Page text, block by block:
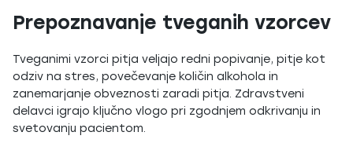
Prepoznavanje tveganih vzorcev
Tveganimi vzorci pitja veljajo redni popivanje, pitje kot
odziv na stres, povečevanje količin alkohola in
zanemarjanje obveznosti zaradi pitja. Zdravstveni
delavci igrajo ključno vlogo pri zgodnjem odkrivanju in
svetovanju pacientom.